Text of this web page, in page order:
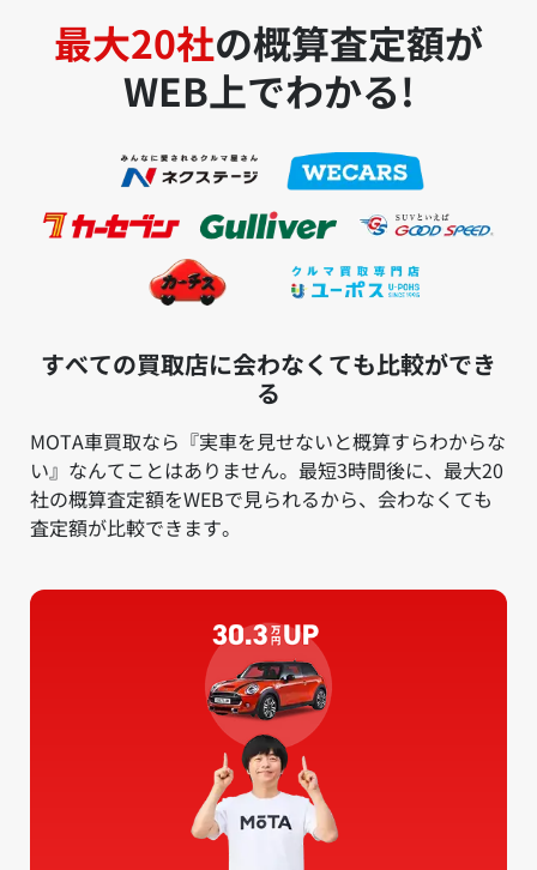
最大20社の概算査定額が
WEB上でわかる!
すべての買取店に会わなくても比較ができ
る
MOTA車買取なら『実車を見せないと概算すらわからな
い』なんてことはありません。最短3時間後に、最大20
社の概算査定額をWEBで見られるから、会わなくても
査定額が比較できます。